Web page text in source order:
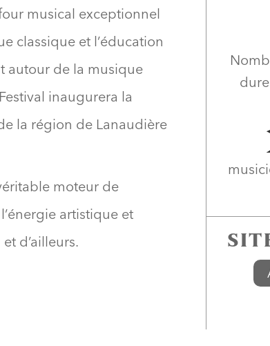
musical exceptionnel
classique et l’éducation
autour de la musique
inaugurera la
la région de Lanaudière
moteur de
artistique et
d’ailleurs.